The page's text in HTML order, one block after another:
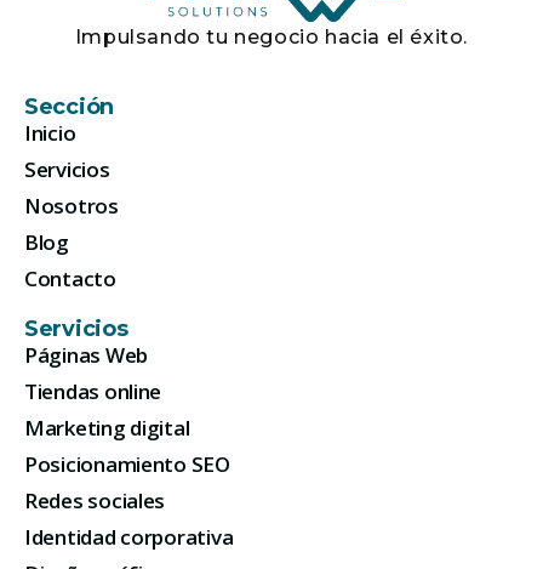
Impulsando tu negocio hacia el éxito.
Sección
Inicio
Servicios
Nosotros
Blog
Contacto
Servicios
Páginas Web
Tiendas online
Marketing digital
Posicionamiento SEO
Redes sociales
Identidad corporativa